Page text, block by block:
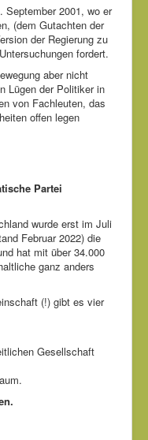
September 2001, wo er
(dem Gutachten der
der Regierung zu
fordert.
aber nicht
Lügen der Politiker in
von Fachleuten, das
offen legen
Partei
wurde erst im Juli
Februar 2022) die
hat mit über 34.000
ganz anders
(!) gibt es vier
Gesellschaft